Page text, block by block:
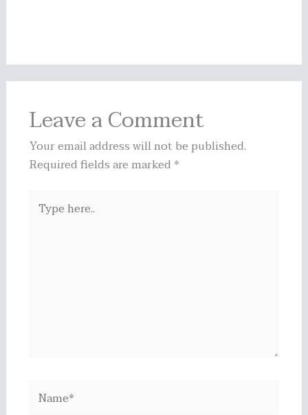
Leave a Comment
Your email address will not be published.
Required fields are marked *
Type
here..
Name*